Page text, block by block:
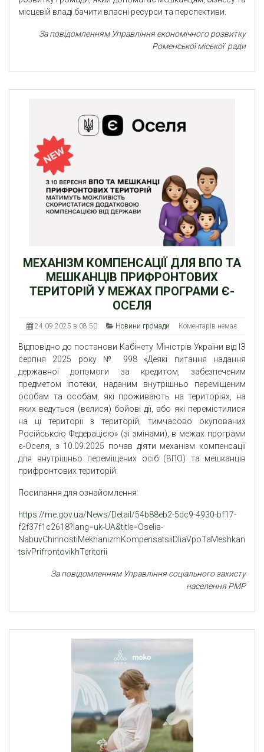
місцевій владі бачити власні ресурси та перспективи.
За повідомленням Управління економічного розвитку
Роменської міської ради
МЕХАНІЗМ КОМПЕНСАЦІЇ ДЛЯ ВПО ТА
МЕШКАНЦІВ ПРИФРОНТОВИХ
ТЕРИТОРІЙ У МЕЖАХ ПРОГРАМИ Є-
ОСЕЛЯ
24.09.2025 в 08:50 Новини громади Коментарів немає
Відповідно до постанови Кабінету Міністрів України від ІЗ
серпня 2025 року № 998 «Деякі питання надання
державної допомоги за кредитом, забезпеченим
предметом іпотеки, наданим внутрішньо переміщеним
особам та особам, які проживають на територіях, на
яких ведуться (велися) бойові дії, або які перемістилися
на ці території з територій, тимчасово окупованих
Російською Федерацією» (зі змінами), в межах програми
є-Оселя, з 10.09.2025 почав діяти механізм компенсації
для внутрішньо переміщених осіб (ВПО) та мешканців
прифронтових територій.
Посилання для ознайомлення:
https://me.gov.ua/News/Detail/54b88eb2-5dc9-4930-bf17-
f2f37f1c2618?lang=uk-UA&title=Oselia-
NabuvChinnostiMekhanizmKompensatsiiDliaVpoTaMeshkan
tsivPrifrontovikhTeritorii
За повідомленням Управління соціального захисту
населення РМР